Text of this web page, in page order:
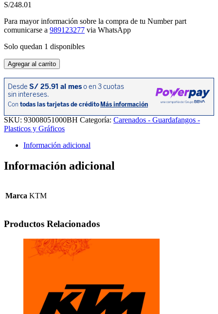
S/248.01
Para mayor información sobre la compra de tu Number part
comunicarse a 989123277 via WhatsApp
Solo quedan 1 disponibles
CARENADO
TANQUE
DER.
SIL.
250DUKE
21/390DUKE
21.
cantidad
Agregar al carrito
SKU: 93008051000BH Categoría: Carenados - Guardafangos -
Plasticos y Gráficos
Información adicional
Información adicional
Marca KTM
Productos Relacionados